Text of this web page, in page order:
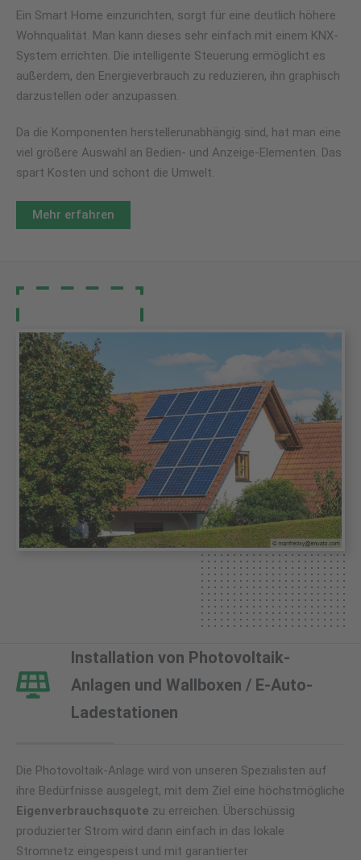
Ein Smart Home einzurichten, sorgt für eine deutlich höhere
Wohnqualität. Man kann dieses sehr einfach mit einem KNX-
System errichten. Die intelligente Steuerung ermöglicht es
außerdem, den Energieverbrauch zu reduzieren, ihn graphisch
darzustellen oder anzupassen.
Da die Komponenten herstellerunabhängig sind, hat man eine
viel größere Auswahl an Bedien- und Anzeige-Elementen. Das
spart Kosten und schont die Umwelt.
Mehr erfahren
Installation von Photovoltaik-
Anlagen und Wallboxen / E-Auto-
Ladestationen
Die Photovoltaik-Anlage wird von unseren Spezialisten auf
ihre Bedürfnisse ausgelegt, mit dem Ziel eine höchstmögliche
Eigenverbrauchsquote zu erreichen. Überschüssig
produzierter Strom wird dann einfach in das lokale
Stromnetz eingespeist und mit garantierter